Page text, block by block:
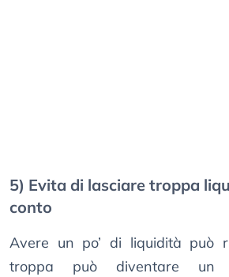
5) Evita di lasciare troppa
conto
Avere un po’ di liquidità può
troppa può diventare un